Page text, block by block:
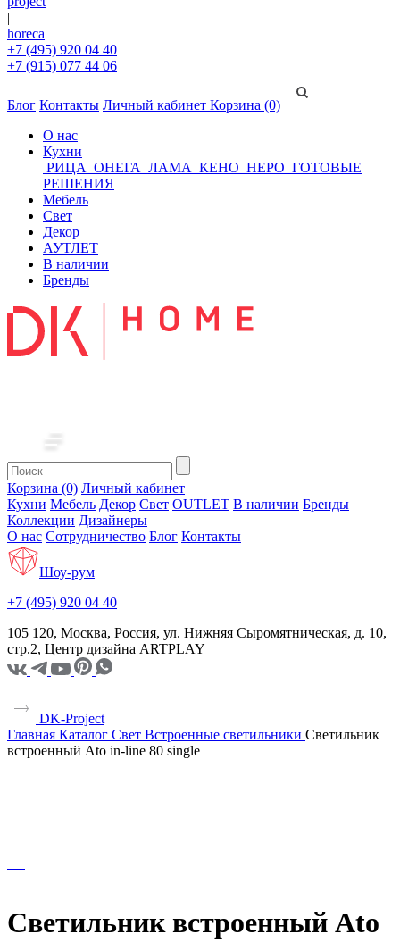
|
horeca
+7 (495) 920 04 40
+7 (915) 077 44 06
Блог Контакты Личный кабинет Корзина (0)
О нас
Кухни
РИЦА ОНЕГА ЛАМА КЕНО НЕРО ГОТОВЫЕ
РЕШЕНИЯ
Мебель
Свет
Декор
АУТЛЕТ
В наличии
Бренды
Корзина (0) Личный кабинет
Кухни Мебель Декор Свет OUTLET В наличии Бренды
Коллекции Дизайнеры
О нас Сотрудничество Блог Контакты
Шоу-рум
+7 (495) 920 04 40
105 120, Москва, Россия, ул. Нижняя Сыромятническая, д. 10,
стр.2, Центр дизайна ARTPLAY
DK-Project
Главная Каталог Свет Встроенные светильники Светильник
встроенный Ato in-line 80 single
Светильник встроенный Ato